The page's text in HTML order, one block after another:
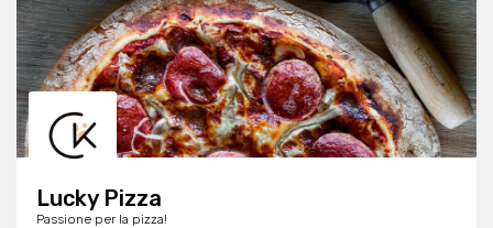
Lucky Pizza
Passione per la pizza!